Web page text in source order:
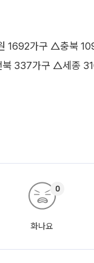
1692가구 △충북
337가구 △세종
화나요
0